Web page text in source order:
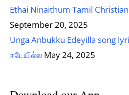
Ethai Ninaithum Tamil
September 20, 2025
Unga Anbukku Edeyilla song
ஈடேயில்ல May 24, 2025